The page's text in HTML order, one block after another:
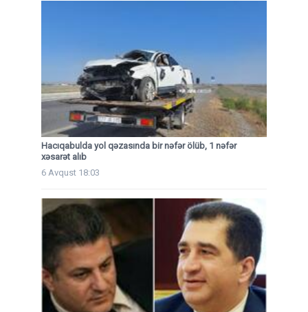
Hacıqabulda yol qəzasında bir nəfər ölüb, 1 nəfər
xəsarət alıb
6 Avqust 18:03